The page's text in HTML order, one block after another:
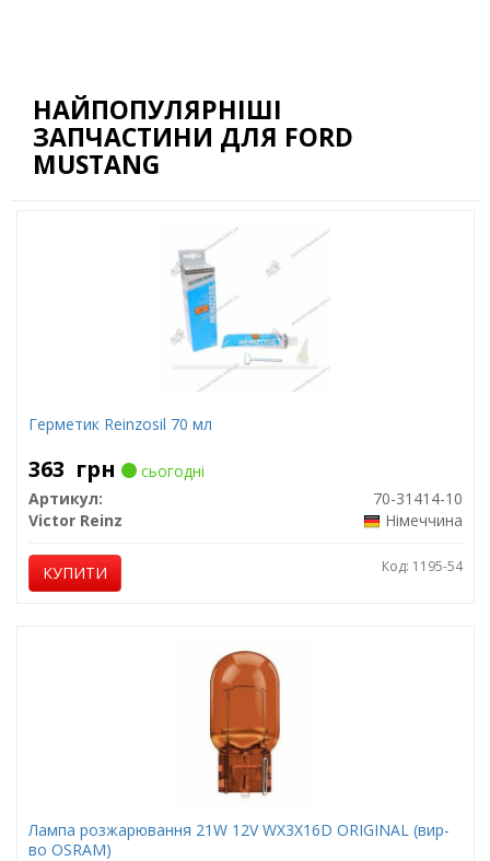
НАЙПОПУЛЯРНІШІ
ЗАПЧАСТИНИ ДЛЯ FORD
MUSTANG
Герметик Reinzosil 70 мл
363 грн
сьогодні
Артикул:
70-31414-10
Victor Reinz
Німеччина
КУПИТИ Код: 1195-54
Лампа розжарювання 21W 12V WX3X16D ORIGINAL (вир-
во OSRAM)